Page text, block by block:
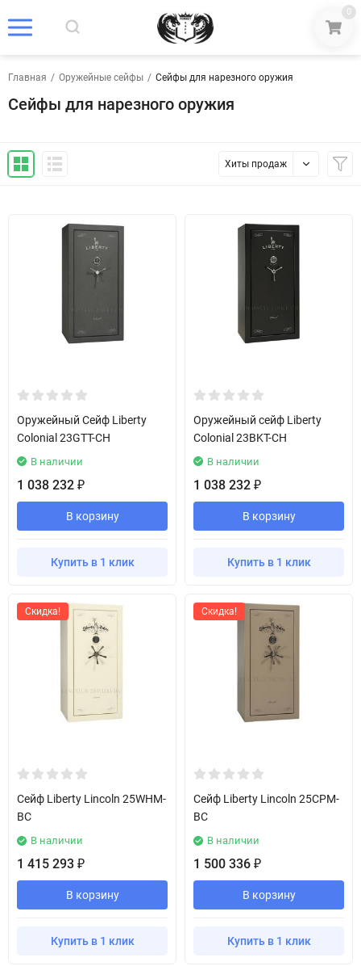
0
Главная / Оружейные сейфы / Сейфы для нарезного оружия
Сейфы для нарезного оружия
Хиты продаж
Оружейный Сейф Liberty
Colonial 23GTT-CH
В наличии
1 038 232 ₽
В корзину
Купить в 1 клик
Оружейный сейф Liberty
Colonial 23BKT-CH
В наличии
1 038 232 ₽
В корзину
Купить в 1 клик
Скидка!
Сейф Liberty Lincoln 25WHM-
BC
В наличии
1 415 293 ₽
В корзину
Купить в 1 клик
Скидка!
Сейф Liberty Lincoln 25CPM-
BC
В наличии
1 500 336 ₽
В корзину
Купить в 1 клик